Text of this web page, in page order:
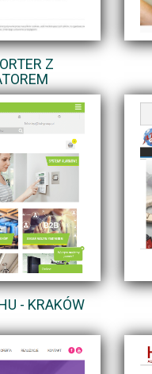
Z
- KRAKÓW